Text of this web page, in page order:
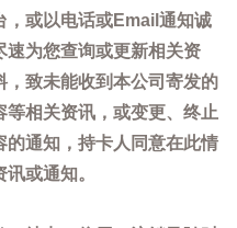
，或以电话或Email通知诚
速为您查询或更新相关资
致未能收到本公司寄发的
相关资讯，或变更、终止
通知，持卡人同意在此情
或通知。